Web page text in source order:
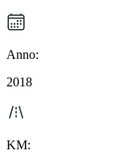
Anno:
2018
KM: